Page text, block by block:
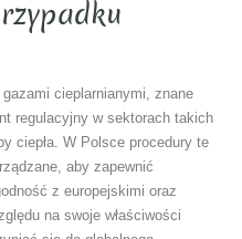
cieplarnianymi, znane
regulacyjny w sektorach takich
ciepła. W Polsce procedury te
aby zapewnić
z europejskimi oraz
na swoje właściwości